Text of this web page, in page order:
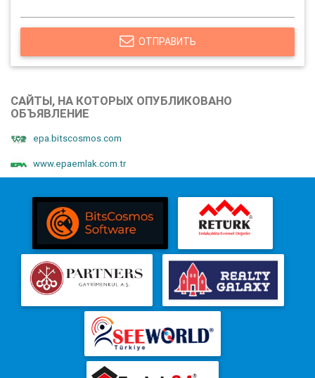
ОТПРАВИТЬ
САЙТЫ, НА КОТОРЫХ ОПУБЛИКОВАНО
ОБЪЯВЛЕНИЕ
epa.bitscosmos.com
www.epaemlak.com.tr